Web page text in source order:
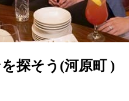
探そう(河原町 )